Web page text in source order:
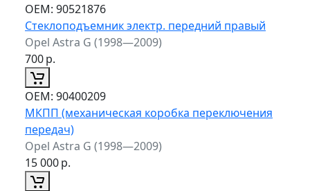
ОЕМ: 90521876
Стеклоподъемник электр. передний правый
Opel Astra G (1998—2009)
700р.
ОЕМ: 90400209
МКПП (механическая коробка переключения
передач)
Opel Astra G (1998—2009)
15 000р.